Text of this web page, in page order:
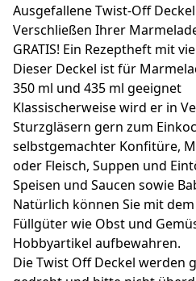
Ausgefallene Twist-Off
Verschließen Ihrer
GRATIS! Ein Rezeptheft mit
Dieser Deckel ist für
350 ml und 435 ml geeignet
Klassischerweise wird er in
Sturzgläsern gern zum
selbstgemachter Konfitüre,
oder Fleisch, Suppen und
Speisen und Saucen sowie
Natürlich können Sie mit
Füllgüter wie Obst und
Hobbyartikel aufbewahren.
Die Twist Off Deckel werden